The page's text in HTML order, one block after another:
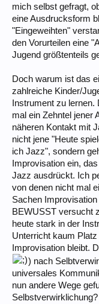
mich selbst gefragt,
eine Ausdrucksform
"Eingeweihten"
den Vorurteilen eine
Jugend größtenteils
Doch warum ist das
zahlreiche Kinder/
Instrument zu
mal ein Zehntel jener
näheren Kontakt mit
nicht jene "Heute
ich Jazz", sondern
Improvisation ein,
Jazz ausdrückt. Ich
von denen nicht mal
Sachen
BEWUSST versucht
heute stark in der
Unterricht kaum
Improvisation bleibt.
) nach
universales
nun andere Wege